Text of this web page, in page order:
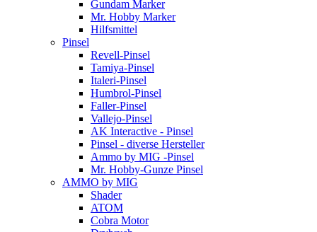
Gundam Marker
Mr. Hobby Marker
Hilfsmittel
Pinsel
Revell-Pinsel
Tamiya-Pinsel
Italeri-Pinsel
Humbrol-Pinsel
Faller-Pinsel
Vallejo-Pinsel
AK Interactive - Pinsel
Pinsel - diverse Hersteller
Ammo by MIG -Pinsel
Mr. Hobby-Gunze Pinsel
AMMO by MIG
Shader
ATOM
Cobra Motor